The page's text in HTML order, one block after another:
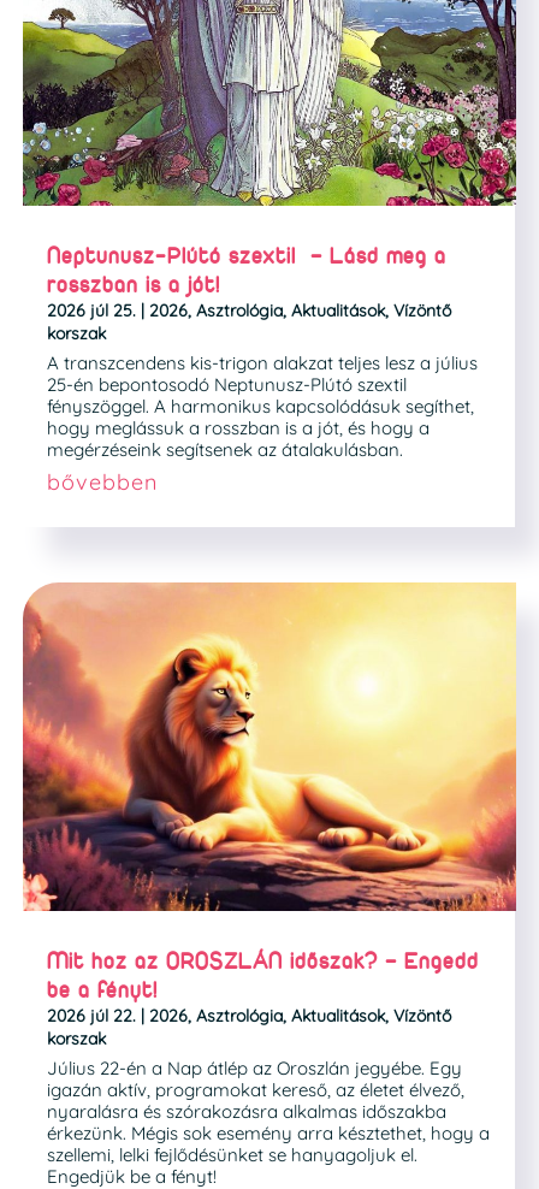
Neptunusz-Plútó szextil – Lásd meg a
rosszban is a jót!
2026 júl 25. | 2026, Asztrológia, Aktualitások, Vízöntő
korszak
A transzcendens kis-trigon alakzat teljes lesz a július
25-én bepontosodó Neptunusz-Plútó szextil
fényszöggel. A harmonikus kapcsolódásuk segíthet,
hogy meglássuk a rosszban is a jót, és hogy a
megérzéseink segítsenek az átalakulásban.
bővebben
Mit hoz az OROSZLÁN időszak? – Engedd
be a fényt!
2026 júl 22. | 2026, Asztrológia, Aktualitások, Vízöntő
korszak
Július 22-én a Nap átlép az Oroszlán jegyébe. Egy
igazán aktív, programokat kereső, az életet élvező,
nyaralásra és szórakozásra alkalmas időszakba
érkezünk. Mégis sok esemény arra késztethet, hogy a
szellemi, lelki fejlődésünket se hanyagoljuk el.
Engedjük be a fényt!